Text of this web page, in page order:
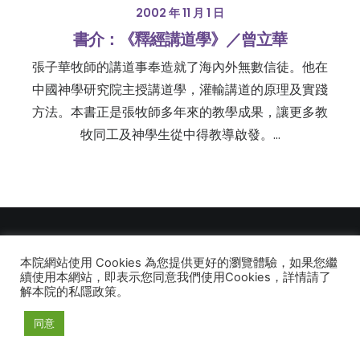
2002 年 11 月 1 日
書介：《釋經講道學》／曾立華
張子華牧師的講道事奉造就了海內外無數信徒。他在
中國神學研究院主授講道學，灌輸講道的原理及實踐
方法。本書正是張牧師多年來的教學成果，讓更多教
牧同工及神學生從中得教導啟發。…
© 2026 建道神學院Alliance Bible Seminary. All rights reserved
本院網站使用 Cookies 為您提供更好的瀏覽體驗，如果您繼
續使用本網站，即表示您同意我們使用Cookies，詳情請了
解本院的私隱政策。
同意